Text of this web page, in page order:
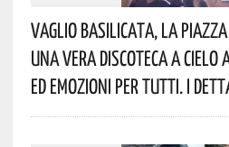
Vaglio Basilicata, La
Una Vera Discoteca A
Ed Emozioni Per Tutti. I